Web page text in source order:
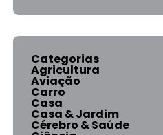
Categorias
Agricultura
Aviação
Carro
Casa
Casa & Jardim
Cérebro & Saúde